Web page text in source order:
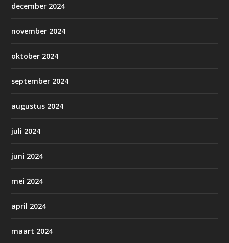
december 2024
november 2024
oktober 2024
september 2024
augustus 2024
juli 2024
juni 2024
mei 2024
april 2024
maart 2024